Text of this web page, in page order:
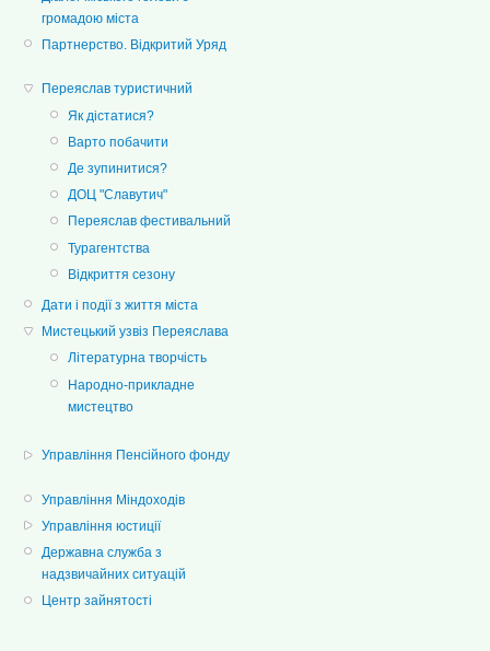
громадою міста
Партнерство. Відкритий Уряд
Переяслав туристичний
Як дістатися?
Варто побачити
Де зупинитися?
ДОЦ "Славутич"
Переяслав фестивальний
Турагентства
Відкриття сезону
Дати і події з життя міста
Мистецький узвіз Переяслава
Літературна творчість
Народно-прикладне
мистецтво
Управління Пенсійного фонду
Управління Міндоходів
Управління юстиції
Державна служба з
надзвичайних ситуацій
Центр зайнятості